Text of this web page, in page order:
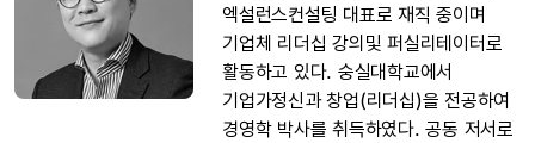
엑설런스컨설팅 대표로 재직 중이며
기업체 리더십 강의및 퍼실리테이터로
활동하고 있다. 숭실대학교에서
기업가정신과 창업(리더십)을 전공하여
경영학 박사를 취득하였다. 공동 저서로